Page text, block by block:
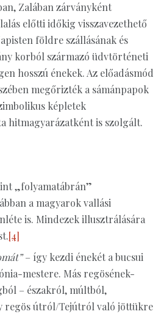
Zalában zárványként
előtti időkig visszavezethető
földre szállásának és
korból származó üdvtörténeti
hosszú énekek. Az előadásmód
megőrizték a sámánpapok
képletek
hitmagyarázatként is szolgált.
„folyamatábrán”
a magyarok vallási
is. Mindezek illusztrálására
[4]
– így kezdi énekét a bucsui
mestere. Más regösének-
– északról, múltból,
regös útról/Tejútról való jöttükre